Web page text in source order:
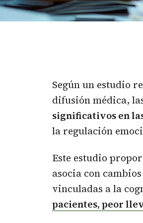
Según un estudio
difusión médica,
significativos en
la regulación
Este estudio
asocia con
vinculadas a la
pacientes, peor